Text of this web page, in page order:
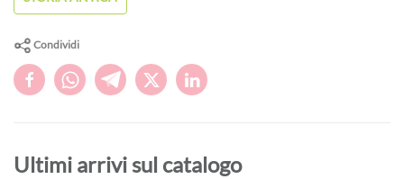
Condividi
Ultimi arrivi sul catalogo